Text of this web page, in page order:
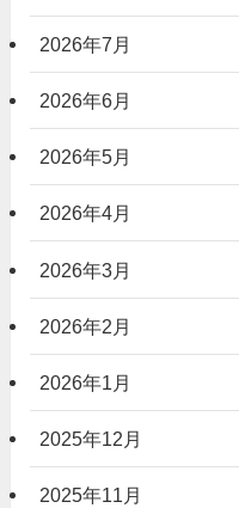
2026年7月
2026年6月
2026年5月
2026年4月
2026年3月
2026年2月
2026年1月
2025年12月
2025年11月